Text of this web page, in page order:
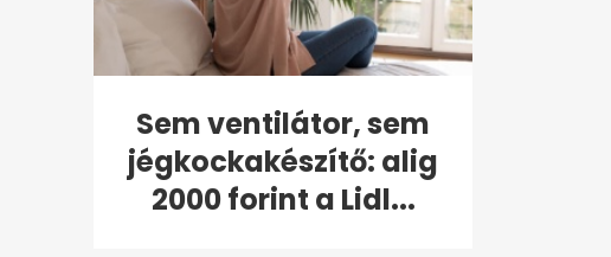
Sem ventilátor, sem
jégkockakészítő: alig
2000 forint a Lidl...